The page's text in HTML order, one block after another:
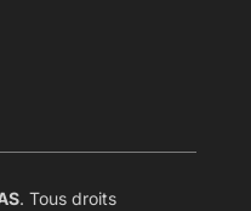
. Tous droits